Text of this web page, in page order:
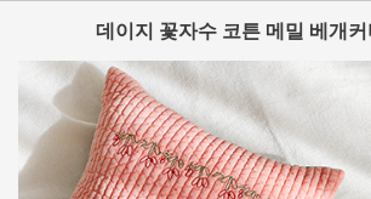
데이지 꽃자수 코튼 메밀 베개